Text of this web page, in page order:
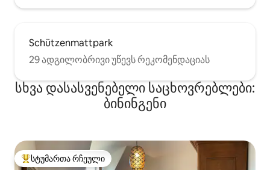
Schützenmattpark
29 ადგილობრივი უწევს რეკომენდაციას
სხვა დასასვენებელი საცხოვრებლები:
ბინინგენი
სტუმართა რჩეული მოწინავე ვარიანტი
სტუმართა რჩეული